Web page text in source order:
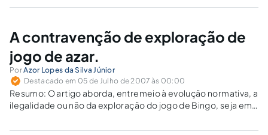
delinear uma tese que tem assento não só em bases
A contravenção de exploração de
jogo de azar.
PorAzor Lopes da Silva Júnior
Destacado em 05 de Julho de 2007 às 00:00
Resumo: O artigo aborda, entremeio à evolução normativa, a
ilegalidade ou não da exploração do jogo de Bingo, seja em
"vídeo-bingo" ou máquinas "caça-níqueis", analisando seus